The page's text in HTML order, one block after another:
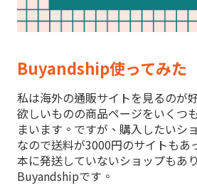
Buyandship使ってみた
私は海外の通販サイトを見るのが
欲しいものの商品ページをいくつ
まいます。ですが、購入したいシ
なので送料が3000円のサイトもあ
本に発送していないショップもあ
Buyandshipです。